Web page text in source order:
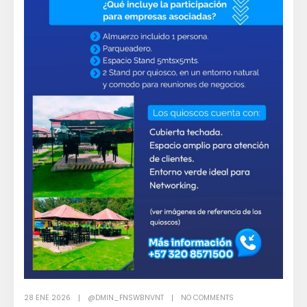
28 ENE 2026 @DMIN_FNSWBNVNT NO COMMENTS